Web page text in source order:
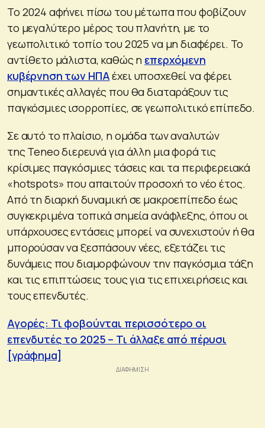
Το 2024 αφήνει πίσω του μέτωπα που φοβίζουν
το μεγαλύτερο μέρος του πλανήτη, με το
γεωπολιτικό τοπίο του 2025 να μη διαφέρει. Το
αντίθετο μάλιστα, καθώς η επερχόμενη
κυβέρνηση των ΗΠΑέχει υποσχεθεί να φέρει
σημαντικές αλλαγές που θα διαταράξουν τις
παγκόσμιες ισορροπίες, σε γεωπολιτικό επίπεδο.
Σε αυτό το πλαίσιο, η ομάδα των αναλυτών
της Teneo διερευνά για άλλη μια φορά τις
κρίσιμες παγκόσμιες τάσεις και τα περιφερειακά
«hotspots» που απαιτούν προσοχή το νέο έτος.
Από τη διαρκή δυναμική σε μακροεπίπεδο έως
συγκεκριμένα τοπικά σημεία ανάφλεξης, όπου οι
υπάρχουσες εντάσεις μπορεί να συνεχιστούν ή θα
μπορούσαν να ξεσπάσουν νέες, εξετάζει τις
δυνάμεις που διαμορφώνουν την παγκόσμια τάξη
και τις επιπτώσεις τους για τις επιχειρήσεις και
τους επενδυτές.
Αγορές: Τι φοβούνται περισσότερο οι
επενδυτές το 2025 – Τι άλλαξε από πέρυσι
[γράφημα]